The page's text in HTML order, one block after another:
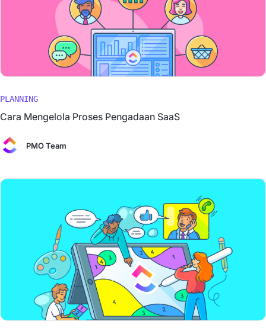
PLANNING
Cara Mengelola Proses Pengadaan SaaS
PMO Team